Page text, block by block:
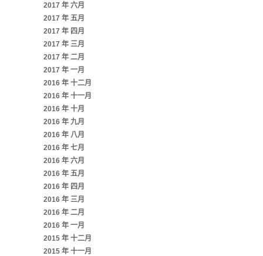
2017 年 六月
2017 年 五月
2017 年 四月
2017 年 三月
2017 年 二月
2017 年 一月
2016 年 十二月
2016 年 十一月
2016 年 十月
2016 年 九月
2016 年 八月
2016 年 七月
2016 年 六月
2016 年 五月
2016 年 四月
2016 年 三月
2016 年 二月
2016 年 一月
2015 年 十二月
2015 年 十一月